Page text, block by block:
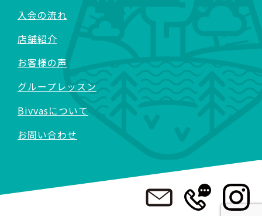
入会の流れ
店舗紹介
お客様の声
グループレッスン
Bivvasについて
お問い合わせ